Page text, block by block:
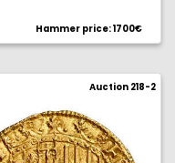
Hammer price: 1700€
Auction 218-2